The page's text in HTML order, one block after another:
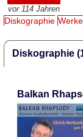
vor 114 Jahren
Diskographie Werke
Diskographie
Balkan